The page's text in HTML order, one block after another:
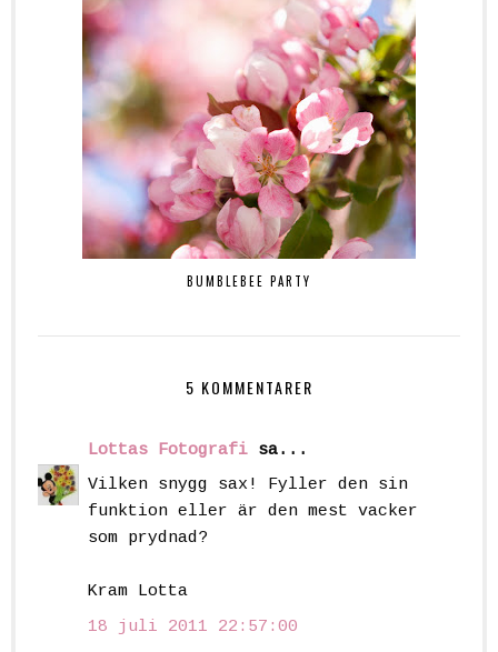
BUMBLEBEE PARTY
5 KOMMENTARER
Lottas Fotografi sa...
Vilken snygg sax! Fyller den sin
funktion eller är den mest vacker
som prydnad?
Kram Lotta
18 juli 2011 22:57:00